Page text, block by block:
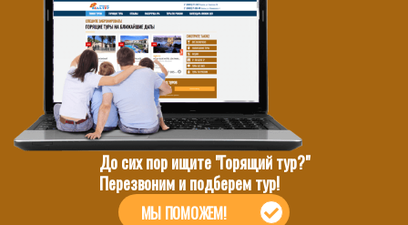
До сих пор ищите "Горящий тур?"
Перезвоним и подберем тур!
МЫ ПОМОЖЕМ!